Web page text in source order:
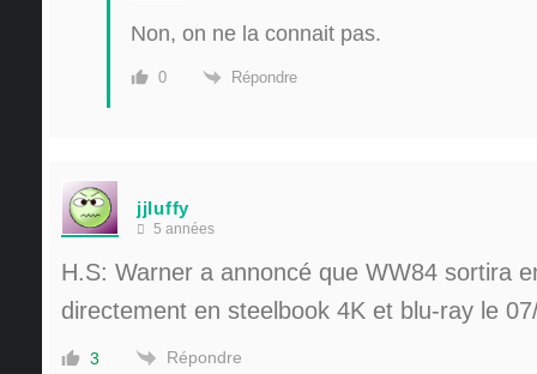
Non, on ne la connait pas.
0 Répondre
jjluffy
5 années
H.S: Warner a annoncé que WW84 sortira
directement en steelbook 4K et blu-ray le
3 Répondre